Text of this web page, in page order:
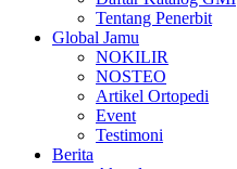
Tentang Penerbit
Global Jamu
NOKILIR
NOSTEO
Artikel Ortopedi
Event
Testimoni
Berita